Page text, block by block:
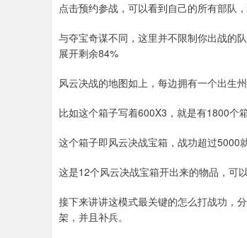
点击预约参战，可以看到自己的所有部队
与夺宝奇谋不同，这里并不限制你出战的
展开剩余84%
风云决战的地图如上，每边拥有一个出生
比如这个箱子写着600X3，就是有1800个箱
这个箱子即风云决战宝箱，战功超过5000
这是12个风云决战宝箱开出来的物品，可
接下来讲讲这模式最关键的怎么打战功，
架，并且补兵。